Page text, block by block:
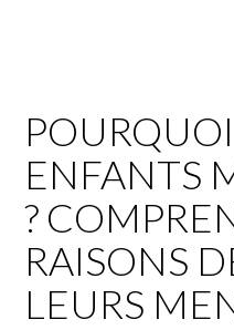
ENFANTS
?
RAISONS
LEURS